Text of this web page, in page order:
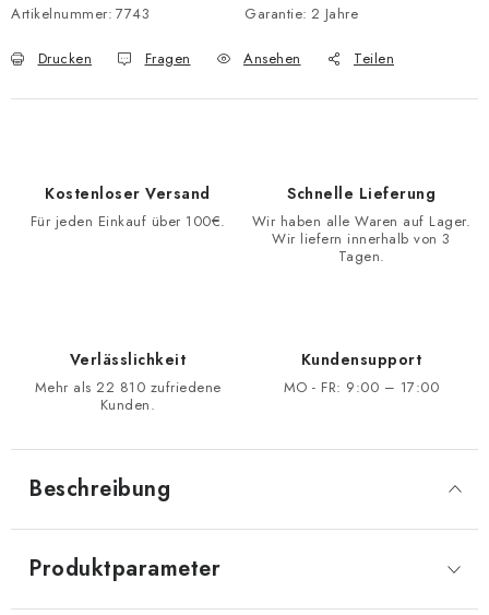
Artikelnummer: 7743 Garantie: 2 Jahre
Drucken Fragen Ansehen Teilen
Kostenloser Versand
Für jeden Einkauf über 100€.
Schnelle Lieferung
Wir haben alle Waren auf Lager.
Wir liefern innerhalb von 3
Tagen.
Verlässlichkeit
Mehr als 22 810 zufriedene
Kunden.
Kundensupport
MO - FR: 9:00 – 17:00
Beschreibung
Produktparameter